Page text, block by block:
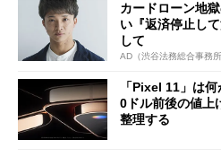
カードローン地
い『返済停止し
して
AD（渋谷法務総合事務所
「Pixel 11」は
0ドル前後の値
整理する